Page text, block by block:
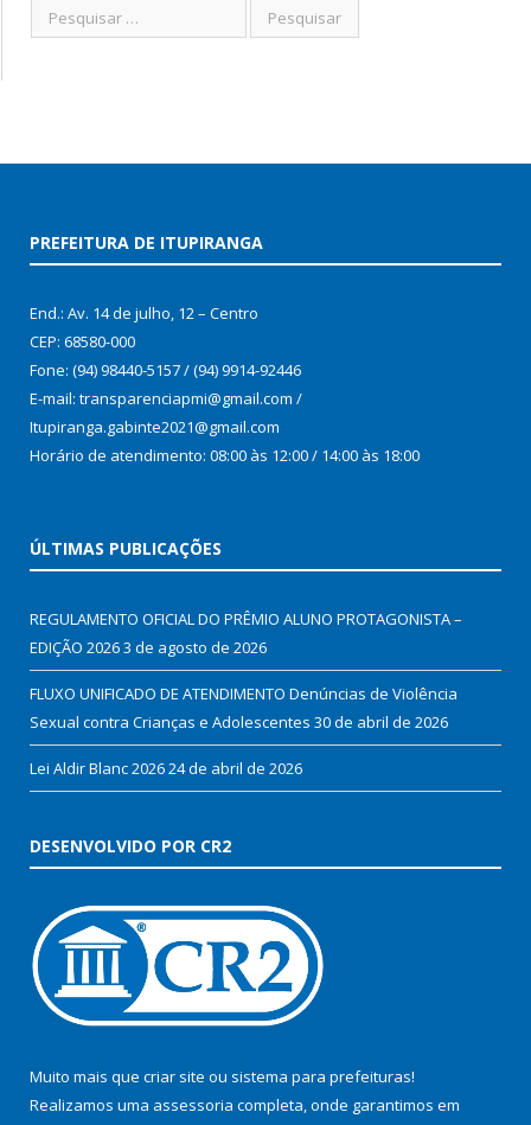
PREFEITURA DE ITUPIRANGA
End.: Av. 14 de julho, 12 – Centro
CEP: 68580-000
Fone: (94) 98440-5157 / (94) 9914-92446
E-mail: transparenciapmi@gmail.com /
Itupiranga.gabinte2021@gmail.com
Horário de atendimento: 08:00 às 12:00 / 14:00 às 18:00
ÚLTIMAS PUBLICAÇÕES
REGULAMENTO OFICIAL DO PRÊMIO ALUNO PROTAGONISTA –
EDIÇÃO 20263 de agosto de 2026
FLUXO UNIFICADO DE ATENDIMENTO Denúncias de Violência
Sexual contra Crianças e Adolescentes 30 de abril de 2026
Lei Aldir Blanc 202624 de abril de 2026
DESENVOLVIDO POR CR2
Muito mais que criar site ou sistema para prefeituras!
Realizamos uma assessoria completa, onde garantimos em